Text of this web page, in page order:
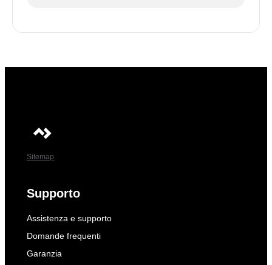
Sitemap
Supporto
Assistenza e supporto
Domande frequenti
Garanzia